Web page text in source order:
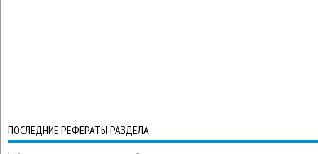
ПОСЛЕДНИЕ РЕФЕРАТЫ РАЗДЕЛА